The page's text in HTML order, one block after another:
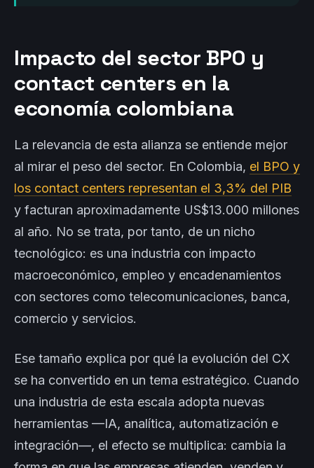
Impacto del sector BPO y
contact centers en la
economía colombiana
La relevancia de esta alianza se entiende mejor
al mirar el peso del sector. En Colombia, el BPO y
los contact centers representan el 3,3% del PIB
y facturan aproximadamente US$13.000 millones
al año. No se trata, por tanto, de un nicho
tecnológico: es una industria con impacto
macroeconómico, empleo y encadenamientos
con sectores como telecomunicaciones, banca,
comercio y servicios.
Ese tamaño explica por qué la evolución del CX
se ha convertido en un tema estratégico. Cuando
una industria de esta escala adopta nuevas
herramientas —IA, analítica, automatización e
integración—, el efecto se multiplica: cambia la